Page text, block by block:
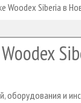
Woodex Siberia в
оборудования и